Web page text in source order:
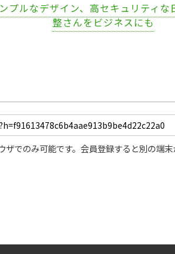
プルなデザイン、高セキュリティ
整さんをビジネスにも
でのみ可能です。会員登録すると別の端末